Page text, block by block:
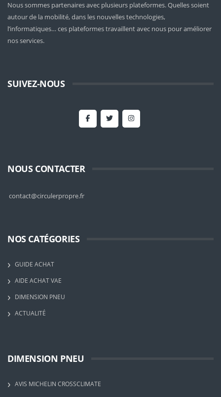
Nous sommes partenaires avec plusieurs plateformes. Quelles soient
autour de la mobilité, dans les nouvelles technologies,
l’informatiques… ces plateformes travaillent avec nous pour améliorer
nos services.
SUIVEZ-NOUS
NOUS CONTACTER
contact@circulerpropre.fr
NOS CATÉGORIES
GUIDE ACHAT
AIDE ACHAT VAE
DIMENSION PNEU
ACTUALITÉ
DIMENSION PNEU
AVIS MICHELIN CROSSCLIMATE